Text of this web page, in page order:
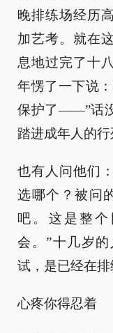
晚排练场经历
加艺考。就在
息地过完了十
年愣了一下说
保护了——”话
踏进成年人的行
也有人问他们
选哪个？被问
吧。这是整
会。”十几岁
试，是已经在排
心疼你得忍着